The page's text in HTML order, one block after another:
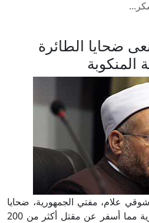
ضحايا الطائرة
المنكوبة
علام، مفتي الجمهورية، ضحايا
تحطم طائرة عسكرية جزائرية مما أسفر عن مقتل أكثر من 200